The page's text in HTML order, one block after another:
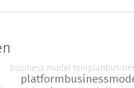
business model template